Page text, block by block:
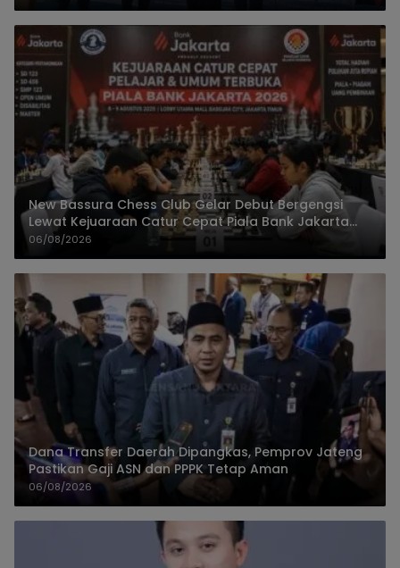
New Bassura Chess Club Gelar Debut Bergengsi
Lewat Kejuaraan Catur Cepat Piala Bank Jakarta
2026
06/08/2026
Dana Transfer Daerah Dipangkas, Pemprov Jateng
Pastikan Gaji ASN dan PPPK Tetap Aman
06/08/2026